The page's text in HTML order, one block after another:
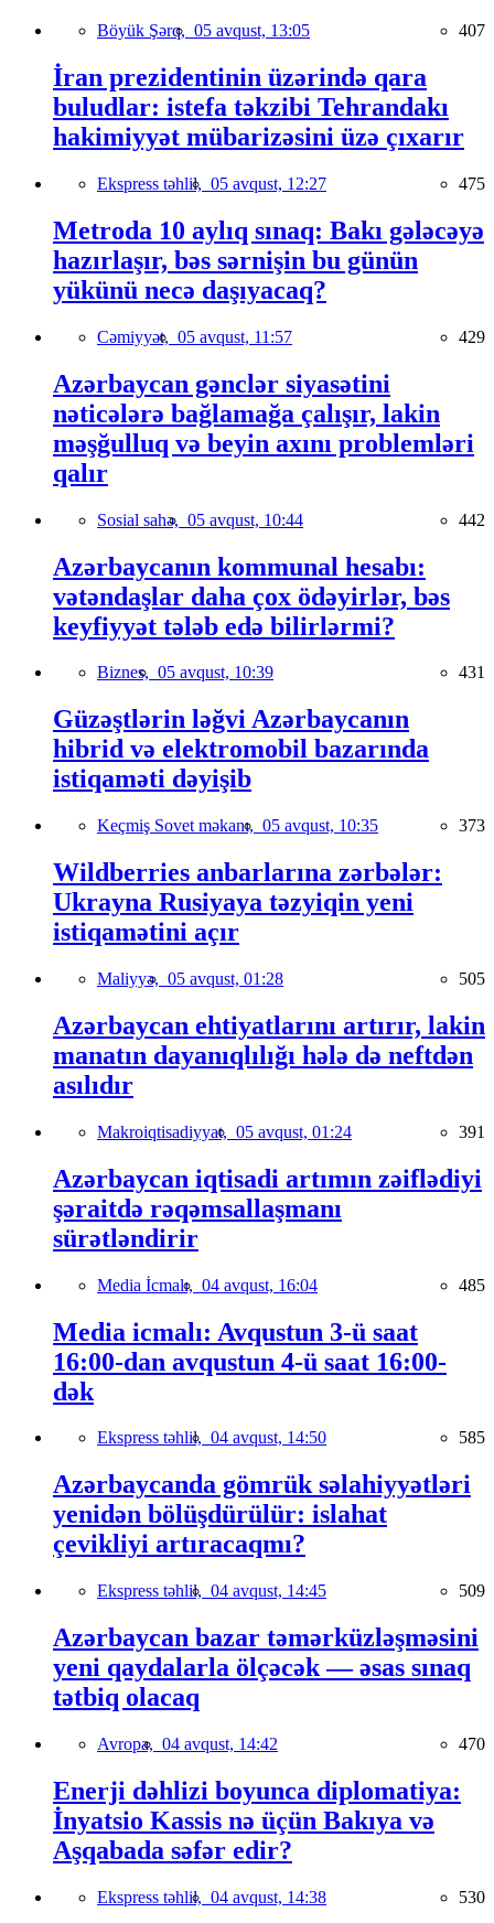
Böyük Şərq, 05 avqust, 13:05 407
İran prezidentinin üzərində qara
buludlar: istefa təkzibi Tehrandakı
hakimiyyət mübarizəsini üzə çıxarır
Ekspress təhlil, 05 avqust, 12:27 475
Metroda 10 aylıq sınaq: Bakı gələcəyə
hazırlaşır, bəs sərnişin bu günün
yükünü necə daşıyacaq?
Cəmiyyət, 05 avqust, 11:57 429
Azərbaycan gənclər siyasətini
nəticələrə bağlamağa çalışır, lakin
məşğulluq və beyin axını problemləri
qalır
Sosial sahə, 05 avqust, 10:44 442
Azərbaycanın kommunal hesabı:
vətəndaşlar daha çox ödəyirlər, bəs
keyfiyyət tələb edə bilirlərmi?
Biznes, 05 avqust, 10:39 431
Güzəştlərin ləğvi Azərbaycanın
hibrid və elektromobil bazarında
istiqaməti dəyişib
Keçmiş Sovet məkanı, 05 avqust, 10:35 373
Wildberries anbarlarına zərbələr:
Ukrayna Rusiyaya təzyiqin yeni
istiqamətini açır
Maliyyə, 05 avqust, 01:28 505
Azərbaycan ehtiyatlarını artırır, lakin
manatın dayanıqlılığı hələ də neftdən
asılıdır
Makroiqtisadiyyat, 05 avqust, 01:24 391
Azərbaycan iqtisadi artımın zəiflədiyi
şəraitdə rəqəmsallaşmanı
sürətləndirir
Media İcmalı, 04 avqust, 16:04 485
Media icmalı: Avqustun 3-ü saat
16:00-dan avqustun 4-ü saat 16:00-
dək
Ekspress təhlil, 04 avqust, 14:50 585
Azərbaycanda gömrük səlahiyyətləri
yenidən bölüşdürülür: islahat
çevikliyi artıracaqmı?
Ekspress təhlil, 04 avqust, 14:45 509
Azərbaycan bazar təmərküzləşməsini
yeni qaydalarla ölçəcək — əsas sınaq
tətbiq olacaq
Avropa, 04 avqust, 14:42 470
Enerji dəhlizi boyunca diplomatiya:
İnyatsio Kassis nə üçün Bakıya və
Aşqabada səfər edir?
Ekspress təhlil, 04 avqust, 14:38 530